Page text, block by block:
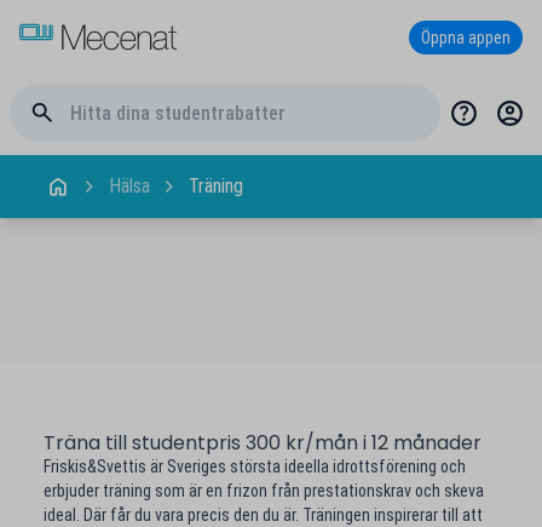
Öppna appen
Hälsa Träning
Träna till studentpris 300 kr/mån i 12 månader
Friskis&Svettis är Sveriges största ideella idrottsförening och
erbjuder träning som är en frizon från prestationskrav och skeva
ideal. Där får du vara precis den du är. Träningen inspirerar till att